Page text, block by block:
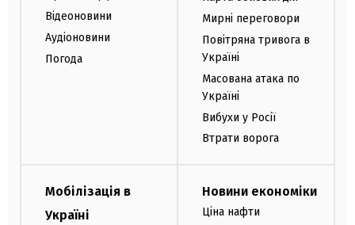
Відеоновини
Аудіоновини
Погода
Мирні переговори
Повітряна тривога в
Україні
Масована атака по
Україні
Вибухи у Росії
Втрати ворога
Мобілізація в
Україні
Новини економіки
Ціна нафти